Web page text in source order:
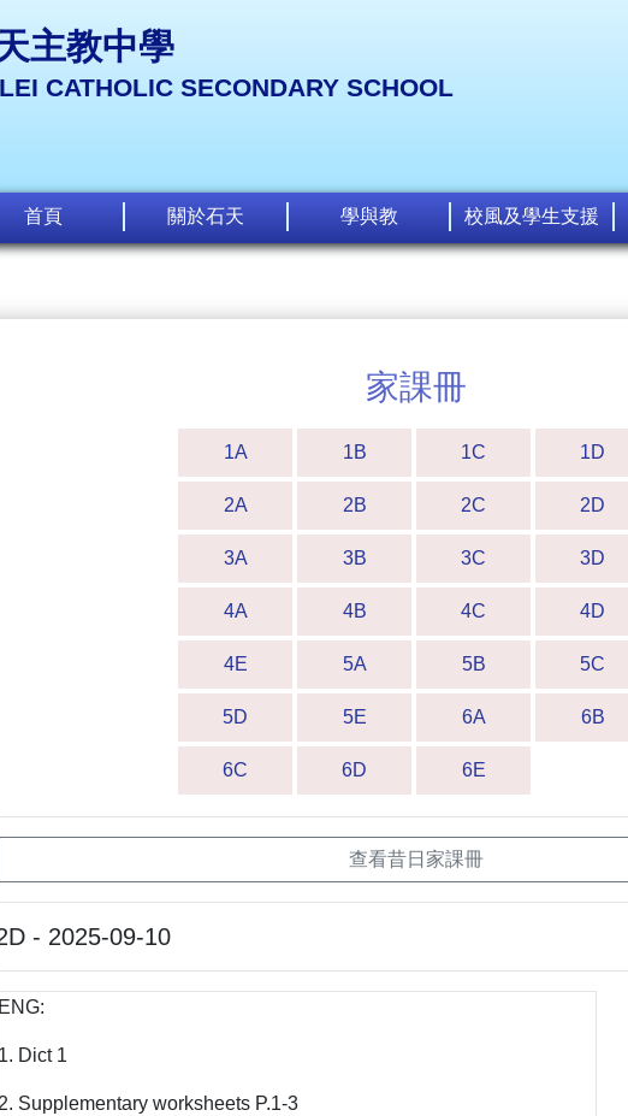
主教中學
CATHOLIC SECONDARY SCHOOL
首頁 關於石天 學與教 校風及學生支援
家課冊
1A 1B 1C 1D
2A 2B 2C 2D
3A 3B 3C 3D
4A 4B 4C 4D
4E 5A 5B 5C
5D 5E 6A 6B
6C 6D 6E
查看昔日家課冊
- 2025-09-10
ENG:
1. Dict 1
2. Supplementary worksheets P.1-3